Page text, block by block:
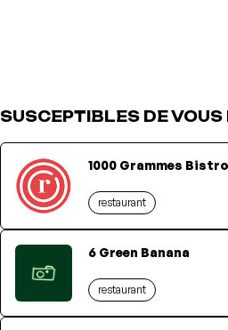
SUSCEPTIBLES DE VOUS
1000 Grammes
restaurant
6 Green Banana
restaurant